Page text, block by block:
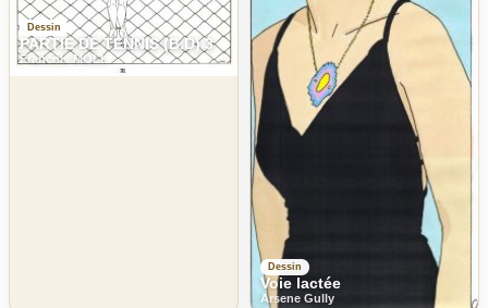
Dessin
PARTIE DE TENNIS (B.D) 3
Francois MOLL
Dessin
Voie lactée
Arsene Gully